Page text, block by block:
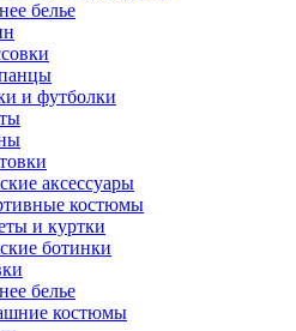
белье
и футболки
аксессуары
костюмы
и куртки
ботинки
белье
костюмы